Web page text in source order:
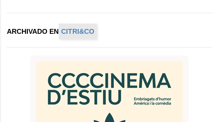
ARCHIVADO EN CITRI&CO